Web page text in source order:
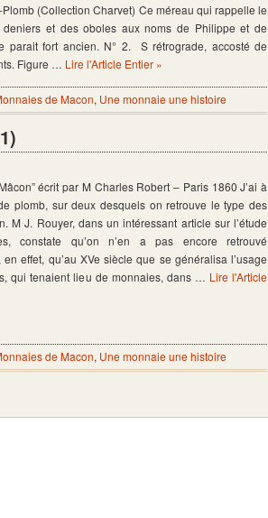
Plomb (Collection Charvet) Ce méreau qui rappelle le
deniers et des oboles aux noms de Philippe et de
parait fort ancien. N° 2. S rétrograde, accosté de
Figure … Lire l'Article Entier »
de Macon, Une monnaie une histoire
écrit par M Charles Robert – Paris 1860 J’ai à
plomb, sur deux desquels on retrouve le type des
M J. Rouyer, dans un intéressant article sur l’étude
constate qu’on n’en a pas encore retrouvé
en effet, qu’au XVe siècle que se généralisa l’usage
qui tenaient lieu de monnaies, dans … Lire l'Article
de Macon, Une monnaie une histoire